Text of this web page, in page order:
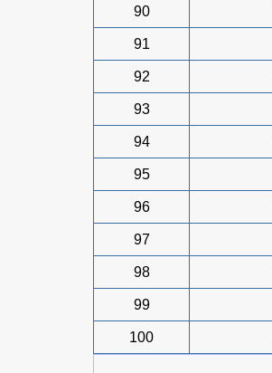
90
91
92
93
94
95
96
97
98
99
100